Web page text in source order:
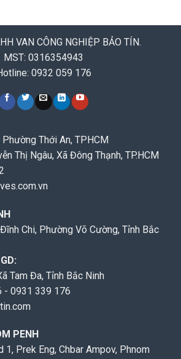
VAN CÔNG NGHIỆP BẢO TÍN.
MST: 0316354943
0932 059 176
Thới An, TPHCM
Thị Ngâu, Xã Đông Thạnh, TP.HCM
Chi, Phường Võ Cường, Tỉnh Bắc
Tam Đa, Tỉnh Bắc Ninh
- 0931 339 176
PENH
1, Prek Eng, Chbar Ampov, Phnom